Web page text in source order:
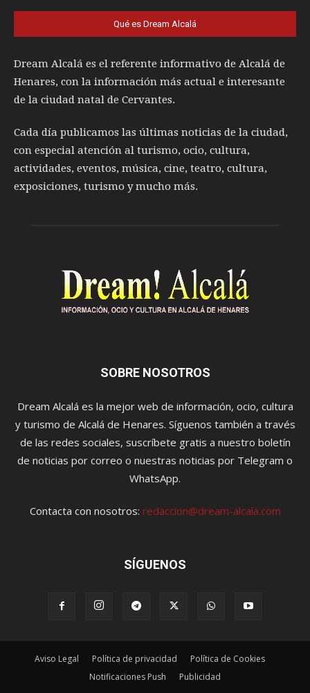
Qué es Dream Alcalá
Dream Alcalá es el referente informativo de Alcalá de
Henares, con la información más actual e interesante
de la ciudad natal de Cervantes.
Cada día publicamos las últimas noticias de la ciudad,
con especial atención al turismo, ocio, cultura,
actividades, eventos, música, cine, teatro, cultura,
exposiciones, turismo y mucho más.
SOBRE NOSOTROS
Dream Alcalá es la mejor web de información, ocio, cultura
y turismo de Alcalá de Henares. Síguenos también a través
de las redes sociales, suscríbete gratis a nuestro boletín
de noticias por correo o nuestras noticias por Telegram o
WhatsApp.
Contacta con nosotros: redaccion@dream-alcala.com
SÍGUENOS
Aviso Legal Política de privacidad
Política de Cookies
Notificaciones Push
Publicidad